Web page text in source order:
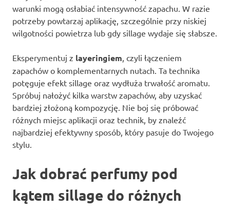
warunki mogą osłabiać intensywność zapachu. W razie
potrzeby powtarzaj aplikację, szczególnie przy niskiej
wilgotności powietrza lub gdy sillage wydaje się słabsze.
Eksperymentuj z layeringiem, czyli łączeniem
zapachów o komplementarnych nutach. Ta technika
potęguje efekt sillage oraz wydłuża trwałość aromatu.
Spróbuj nałożyć kilka warstw zapachów, aby uzyskać
bardziej złożoną kompozycję. Nie boj się próbować
różnych miejsc aplikacji oraz technik, by znaleźć
najbardziej efektywny sposób, który pasuje do Twojego
stylu.
Jak dobrać perfumy pod
kątem sillage do różnych